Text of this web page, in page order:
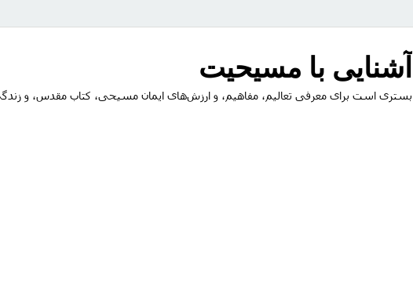
آشنایی با مسیحیت
بستری است برای معرفی تعالیم، مفاهیم، و ارزش‌های ایمان مسیحی، کتاب مقدس، و